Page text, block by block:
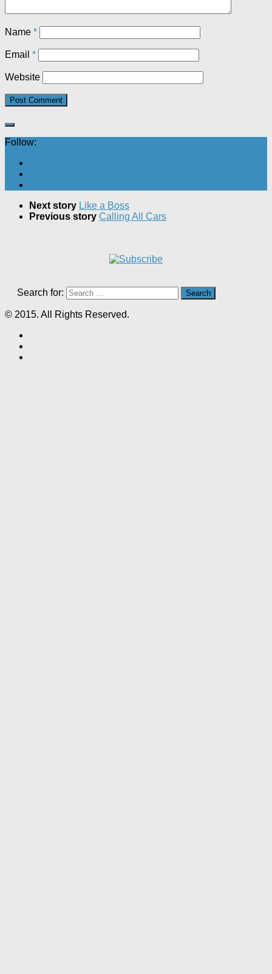
Name *
Email *
Website
Follow:
Next story Like a Boss
Previous story Calling All Cars
Search for:
© 2015. All Rights Reserved.